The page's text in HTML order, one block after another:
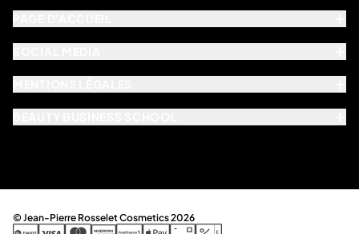
© Jean-Pierre Rosselet Cosmetics 2026